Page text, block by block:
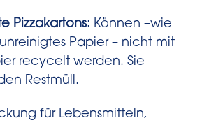
Pizzakartons: Können –wie
Papier – nicht mit
recycelt werden. Sie
Restmüll.
für Lebensmitteln,